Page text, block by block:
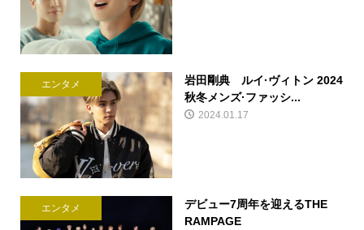
エンタメ
岩田剛典 ルイ·ヴィトン 2024
秋冬メンズ·ファッシ...
2024.01.17
エンタメ
デビュー7周年を迎えるTHE
RAMPAGE